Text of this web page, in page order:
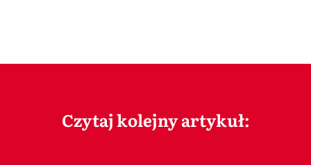
Czytaj kolejny artykuł: